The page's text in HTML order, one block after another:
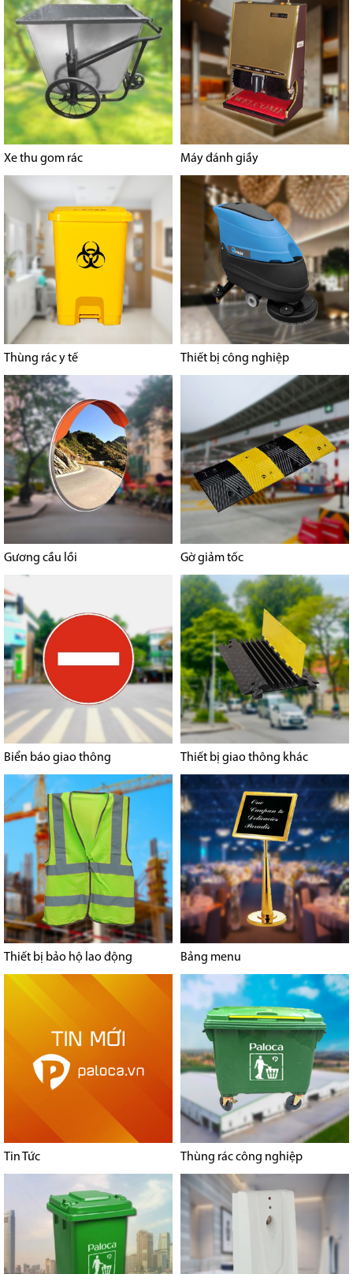
Xe thu gom rác Máy đánh giầy
Thùng rác y tế Thiết bị công nghiệp
Gương cầu lồi Gờ giảm tốc
Biển báo giao thông Thiết bị giao thông khác
Thiết bị bảo hộ lao động Bảng menu
Tin Tức Thùng rác công nghiệp